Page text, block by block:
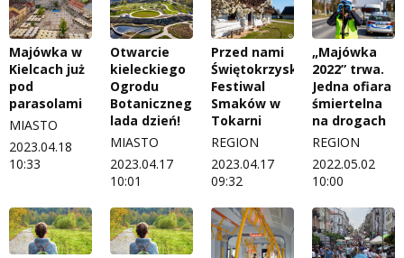
Majówka w
Kielcach już
pod
parasolami
MIASTO
2023.04.18
10:33
Otwarcie
kieleckiego
Ogrodu
Botanicznego
lada dzień!
MIASTO
2023.04.17
10:01
Przed nami
Świętokrzyski
Festiwal
Smaków w
Tokarni
REGION
2023.04.17
09:32
„Majówka
2022” trwa.
Jedna ofiara
śmiertelna
na drogach
REGION
2022.05.02
10:00